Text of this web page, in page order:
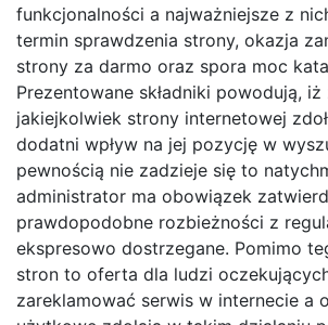
funkcjonalności a najważniejsze z
termin sprawdzenia strony, okazja
strony za darmo oraz spora moc
Prezentowane składniki powodują, iż
jakiejkolwiek strony internetowej
dodatni wpływ na jej pozycję w
pewnością nie zadzieje się to
administrator ma obowiązek
prawdopodobne rozbieżności z
ekspresowo dostrzegane. Pomimo
stron to oferta dla ludzi
zareklamować serwis w internecie a